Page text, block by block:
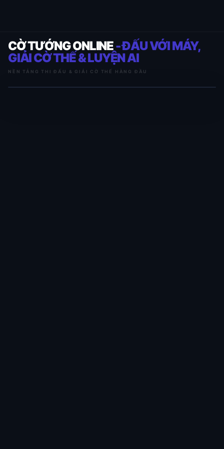
CỜ TƯỚNG ONLINE- ĐẤU VỚI MÁY,
GIẢI CỜ THẾ & LUYỆN AI
NỀN TẢNG THI ĐẤU & GIẢI CỜ THẾ HÀNG ĐẦU